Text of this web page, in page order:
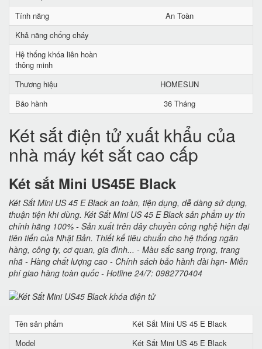
Tính năng
An Toàn
Khả năng chống cháy
Hệ thống khóa liên hoàn
thông minh
Thương hiệu
HOMESUN
Bảo hành
36 Tháng
Két sắt điện tử xuất khẩu của
nhà máy két sắt cao cấp
Két sắt Mini US45E Black
Két Sắt Mini US 45 E Black an toàn, tiện dụng, dễ dàng sử dụng,
thuận tiện khi dùng. Két Sắt Mini US 45 E Black sản phẩm uy tín
chính hãng 100% - Sản xuất trên dây chuyền công nghệ hiện đại
tiên tiến của Nhật Bản. Thiết kế tiêu chuẩn cho hệ thống ngân
hàng, công ty, cơ quan, gia đình... - Màu sắc sang trọng, trang
nhã - Hàng chất lượng cao - Chính sách bảo hành dài hạn- Miễn
phí giao hàng toàn quốc - Hotline 24/7: 0982770404
Tên sản phẩm
Két Sắt Mini US 45 E Black
Model
Két Sắt Mini US 45 E Black